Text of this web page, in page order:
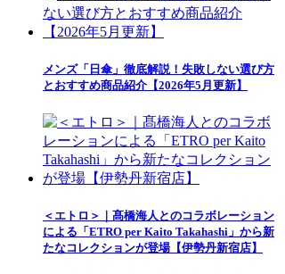
メンズ「日傘」徹底解説！失敗しない選び方
とおすすめ商品紹介【2026年5月更新】
＜エトロ＞｜髙橋海人とのコラボレーション
による「ETRO per Kaito Takahashi」から新
たなコレクションが登場【伊勢丹新宿店】